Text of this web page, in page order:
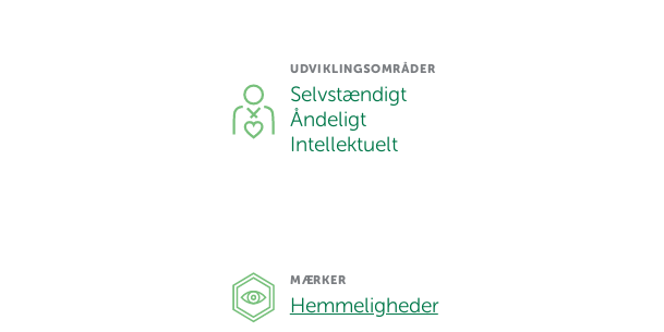
UDVIKLINGSOMRÅDER
Selvstændigt
Åndeligt
Intellektuelt
MÆRKER
Hemmeligheder